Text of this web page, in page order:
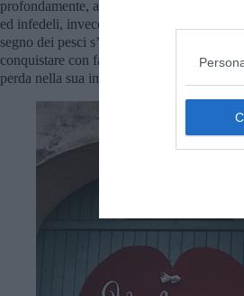
profondamente, anche se non li dimostra.
ed infedeli, invece col tempo, se si troverá
segno dei pesci s’innamora facilmente,
conquistare con facilitá. Il suo partner
perda nella sua immaginazione e si lasci in